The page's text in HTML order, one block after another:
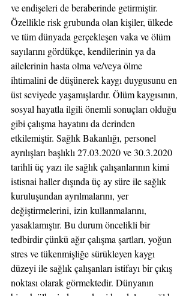
ve endişeleri de beraberinde getirmiştir.
Özellikle risk grubunda olan kişiler, ülkede
ve tüm dünyada gerçekleşen vaka ve ölüm
sayılarını gördükçe, kendilerinin ya da
ailelerinin hasta olma ve/veya ölme
ihtimalini de düşünerek kaygı duygusunu en
üst seviyede yaşamışlardır. Ölüm kaygısının,
sosyal hayatla ilgili önemli sonuçları olduğu
gibi çalışma hayatını da derinden
etkilemiştir. Sağlık Bakanlığı, personel
ayrılışları başlıklı 27.03.2020 ve 30.3.2020
tarihli üç yazı ile sağlık çalışanlarının kimi
istisnai haller dışında üç ay süre ile sağlık
kuruluşundan ayrılmalarını, yer
değiştirmelerini, izin kullanmalarını,
yasaklamıştır. Bu durum öncelikli bir
tedbirdir çünkü ağır çalışma şartları, yoğun
stres ve tükenmişliğe sürükleyen kaygı
düzeyi ile sağlık çalışanları istifayı bir çıkış
noktası olarak görmektedir. Dünyanın